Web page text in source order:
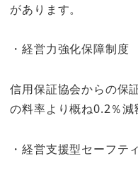
があります。
・経営力強化保障制度
信用保証協会からの保
の料率より概ね0.2％減
・経営支援型セーフテ